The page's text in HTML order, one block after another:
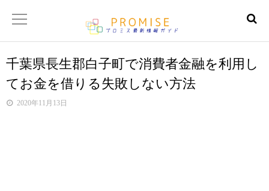
返済金額シュミレーター
【サイトマップ】
千葉県長生郡白子町で消費者金融を利用し
てお金を借りる失敗しない方法
2020年11月13日